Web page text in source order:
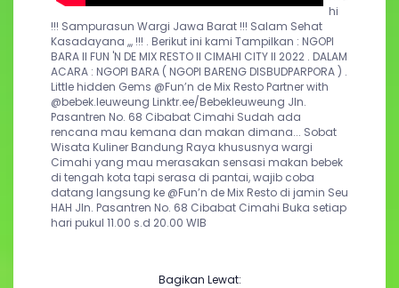
hi
!!! Sampurasun Wargi Jawa Barat !!! Salam Sehat
Kasadayana ,,, !!! . Berikut ini kami Tampilkan : NGOPI
BARA II FUN 'N DE MIX RESTO II CIMAHI CITY II 2022 . DALAM
ACARA : NGOPI BARA ( NGOPI BARENG DISBUDPARPORA ) .
Little hidden Gems @Fun’n de Mix Resto Partner with
@bebek.leuweung Linktr.ee/Bebekleuweung Jln.
Pasantren No. 68 Cibabat Cimahi Sudah ada
rencana mau kemana dan makan dimana... Sobat
Wisata Kuliner Bandung Raya khususnya wargi
Cimahi yang mau merasakan sensasi makan bebek
di tengah kota tapi serasa di pantai, wajib coba
datang langsung ke @Fun’n de Mix Resto di jamin Seu
HAH Jln. Pasantren No. 68 Cibabat Cimahi Buka setiap
hari pukul 11.00 s.d 20.00 WIB
Bagikan Lewat: